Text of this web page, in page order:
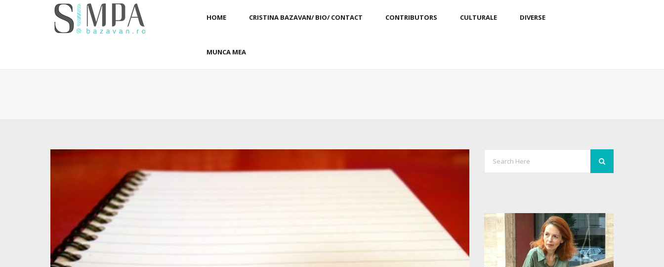
HOME CRISTINA BAZAVAN/ BIO/ CONTACT CONTRIBUTORS CULTURALE DIVERSE
MUNCA MEA